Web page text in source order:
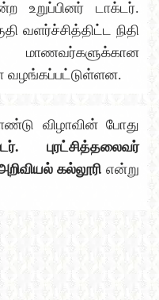
உறுப்பினர் டாக்டர்.
வளர்ச்சித்திட்ட நிதி
மாணவர்களுக்கான
வழங்கப்பட்டுள்ளன.
விழாவின் போது
புரட்சித்தலைவர்
கல்லூரி என்று